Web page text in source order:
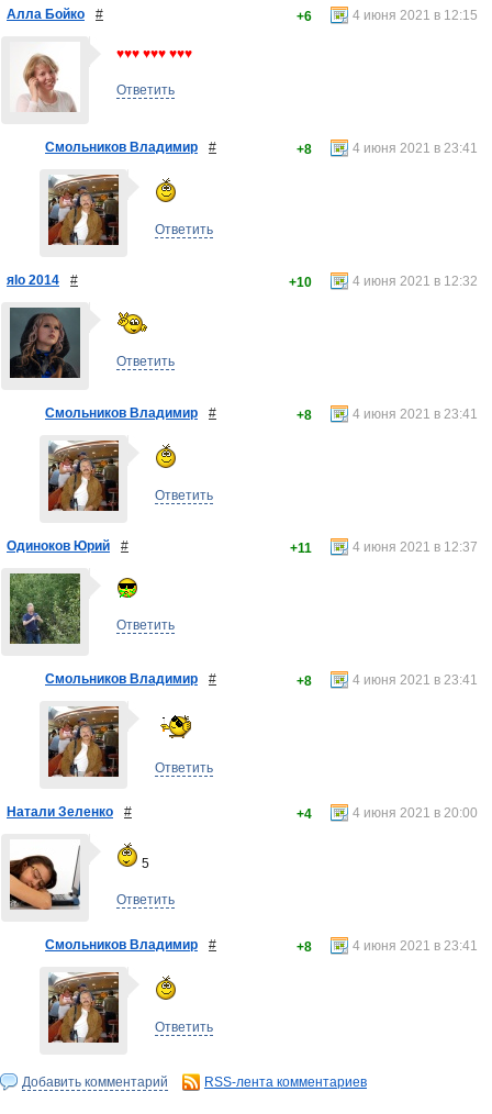
Алла Бойко # 4 июня 2021 в 12:15
+6
♥♥♥ ♥♥♥ ♥♥♥
Ответить
Смольников Владимир # 4 июня 2021 в 23:41
+8
Ответить
яlo 2014 # 4 июня 2021 в 12:32
+10
Ответить
Смольников Владимир # 4 июня 2021 в 23:41
+8
Ответить
Одиноков Юрий # 4 июня 2021 в 12:37
+11
Ответить
Смольников Владимир # 4 июня 2021 в 23:41
+8
Ответить
Натали Зеленко # 4 июня 2021 в 20:00
+4
5
Ответить
Смольников Владимир # 4 июня 2021 в 23:41
+8
Ответить
Добавить комментарий RSS-лента комментариев